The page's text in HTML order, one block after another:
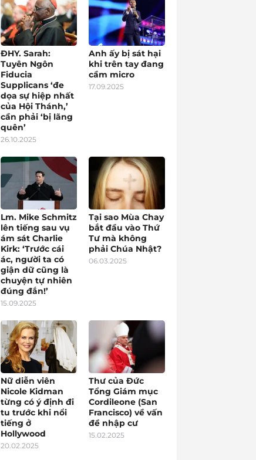
ĐHY. Sarah:
Tuyên Ngôn
Fiducia
Supplicans ‘đe
dọa sự hiệp nhất
của Hội Thánh,’
cần phải ‘bị lãng
quên’
26.10.2025
Anh ấy bị sát hại
khi trên tay đang
cầm micro
17.09.2025
Lm. Mike Schmitz
lên tiếng sau vụ
ám sát Charlie
Kirk: ‘Trước cái
ác, người ta có
giận dữ cũng là
chuyện tự nhiên
đúng đắn!’
15.09.2025
Tại sao Mùa Chay
bắt đầu vào Thứ
Tư mà không
phải Chúa Nhật?
06.03.2025
Nữ diễn viên
Nicole Kidman
từng có ý định đi
tu trước khi nổi
tiếng ở
Hollywood
20.02.2025
Thư của Đức
Tổng Giám mục
Cordileone (San
Francisco) về vấn
đề nhập cư
15.02.2025